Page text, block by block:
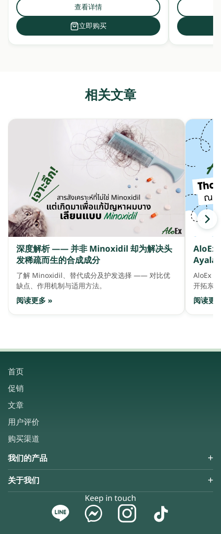
查看详情
立即购买
相关文章
深度解析 —— 并非 Minoxidil 却为解决头
发稀疏而生的合成成分
了解 Minoxidil、替代成分及护发选择 —— 对比优
缺点、作用机制与适用方法。
阅读更多 »
AloEx
Ayala
AloEx
开拓东
阅读更
首页
促销
文章
用户评价
购买渠道
我们的产品
关于我们
Keep in touch